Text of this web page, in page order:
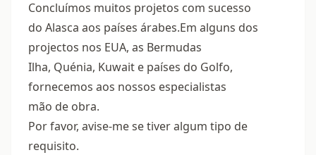
Concluímos muitos projetos com sucesso
do Alasca aos países árabes.Em alguns dos
projectos nos EUA, as Bermudas
Ilha, Quénia, Kuwait e países do Golfo,
fornecemos aos nossos especialistas
mão de obra.
Por favor, avise-me se tiver algum tipo de
requisito.